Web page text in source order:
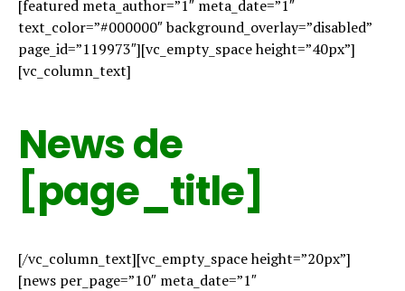
[featured meta_author=”1″ meta_date=”1″
text_color=”#000000″ background_overlay=”disabled”
page_id=”119973″][vc_empty_space height=”40px”]
[vc_column_text]
News de
[page_title]
[/vc_column_text][vc_empty_space height=”20px”]
[news per_page=”10″ meta_date=”1″